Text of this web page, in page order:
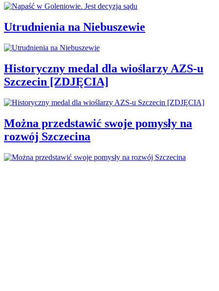
Utrudnienia na Niebuszewie
Historyczny medal dla wioślarzy AZS-u
Szczecin [ZDJĘCIA]
Można przedstawić swoje pomysły na
rozwój Szczecina